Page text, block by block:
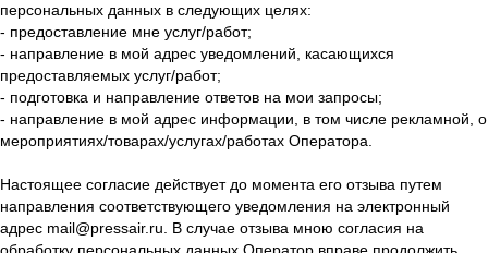
персональных данных в следующих целях:
- предоставление мне услуг/работ;
- направление в мой адрес уведомлений, касающихся
предоставляемых услуг/работ;
- подготовка и направление ответов на мои запросы;
- направление в мой адрес информации, в том числе рекламной, о
мероприятиях/товарах/услугах/работах Оператора.
Настоящее согласие действует до момента его отзыва путем
направления соответствующего уведомления на электронный
адрес mail@pressair.ru. В случае отзыва мною согласия на